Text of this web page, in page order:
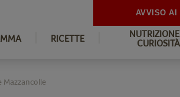
RICETTE
CURIOSITÀ
Mazzancolle
AVVISO AI